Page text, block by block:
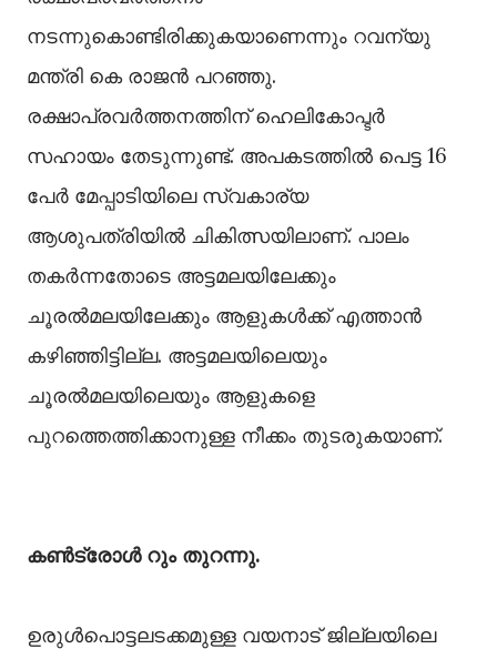
നടന്നുകൊണ്ടിരിക്കുകയാണെന്നും റവന്യു
മന്ത്രി കെ രാജൻ പറഞ്ഞു.
രക്ഷാപ്രവര്‍ത്തനത്തിന് ഹെലികോപ്ടര്‍
സഹായം തേടുന്നുണ്ട്. അപകടത്തില്‍ പെട്ട 16
പേര്‍ മേപ്പാടിയിലെ സ്വകാര്യ
ആശുപത്രിയില്‍ ചികിത്സയിലാണ്. പാലം
തകര്‍ന്നതോടെ അട്ടമലയിലേക്കും
ചൂരല്‍മലയിലേക്കും ആളുകള്‍ക്ക് എത്താൻ
കഴിഞ്ഞിട്ടില്ല. അട്ടമലയിലെയും
ചൂരല്‍മലയിലെയും ആളുകളെ
പുറത്തെത്തിക്കാനുള്ള നീക്കം തുടരുകയാണ്.
കണ്‍ട്രോള്‍ റും തുറന്നു.
ഉരുള്‍പൊട്ടലടക്കമുള്ള വയനാട് ജില്ലയിലെ